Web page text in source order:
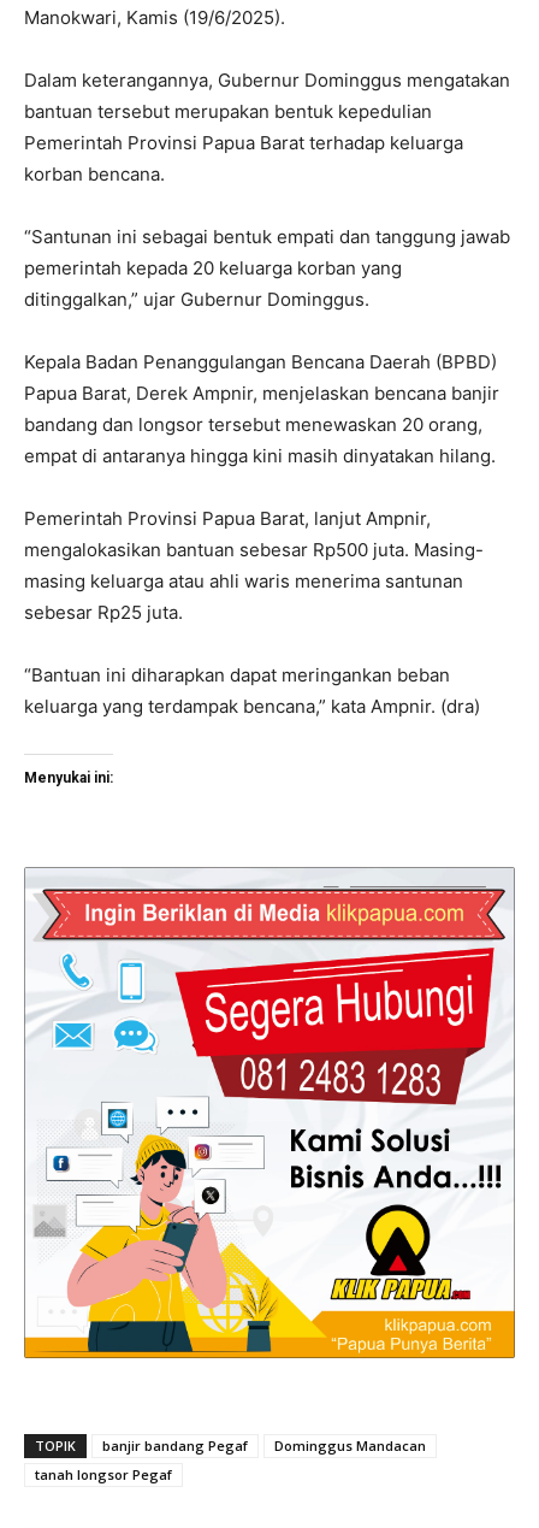
Manokwari, Kamis (19/6/2025).
Dalam keterangannya, Gubernur Dominggus mengatakan
bantuan tersebut merupakan bentuk kepedulian
Pemerintah Provinsi Papua Barat terhadap keluarga
korban bencana.
“Santunan ini sebagai bentuk empati dan tanggung jawab
pemerintah kepada 20 keluarga korban yang
ditinggalkan,” ujar Gubernur Dominggus.
Kepala Badan Penanggulangan Bencana Daerah (BPBD)
Papua Barat, Derek Ampnir, menjelaskan bencana banjir
bandang dan longsor tersebut menewaskan 20 orang,
empat di antaranya hingga kini masih dinyatakan hilang.
Pemerintah Provinsi Papua Barat, lanjut Ampnir,
mengalokasikan bantuan sebesar Rp500 juta. Masing-
masing keluarga atau ahli waris menerima santunan
sebesar Rp25 juta.
“Bantuan ini diharapkan dapat meringankan beban
keluarga yang terdampak bencana,” kata Ampnir. (dra)
Menyukai ini:
TOPIK banjir bandang Pegaf
Dominggus Mandacan
tanah longsor Pegaf